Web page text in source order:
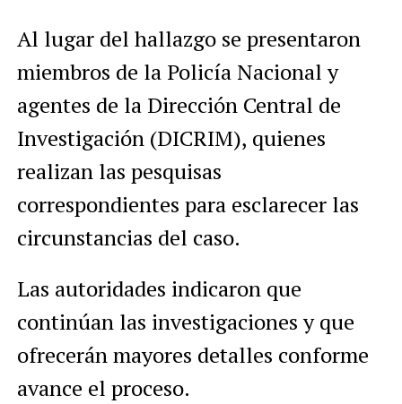
Al lugar del hallazgo se presentaron
miembros de la Policía Nacional y
agentes de la Dirección Central de
Investigación (DICRIM), quienes
realizan las pesquisas
correspondientes para esclarecer las
circunstancias del caso.
Las autoridades indicaron que
continúan las investigaciones y que
ofrecerán mayores detalles conforme
avance el proceso.